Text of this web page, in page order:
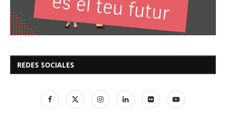
REDES SOCIALES